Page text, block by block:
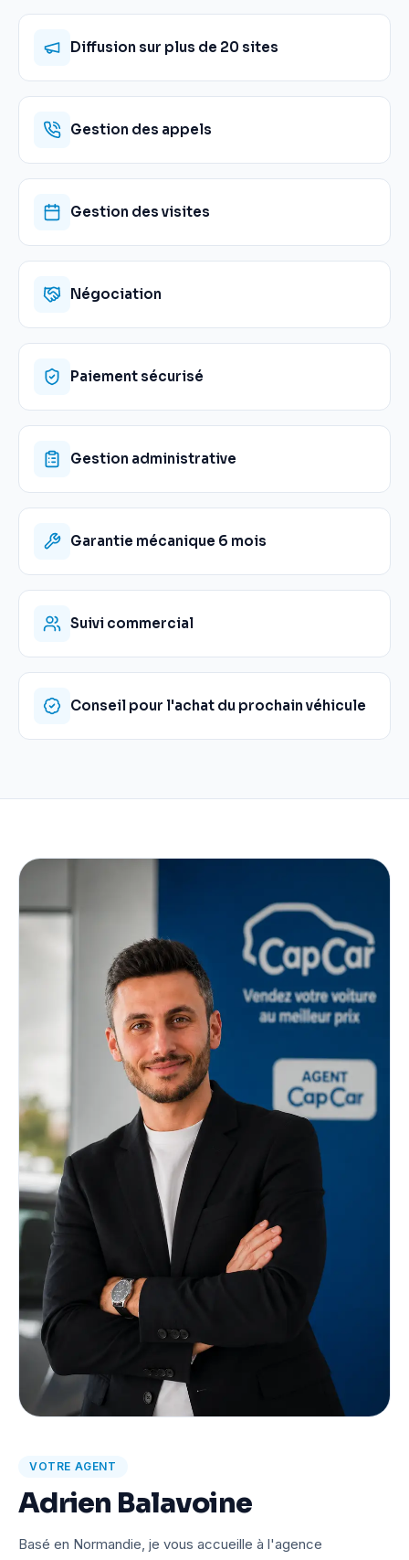
Diffusion sur plus de 20 sites
Gestion des appels
Gestion des visites
Négociation
Paiement sécurisé
Gestion administrative
Garantie mécanique 6 mois
Suivi commercial
Conseil pour l'achat du prochain véhicule
VOTRE AGENT
Adrien Balavoine
Basé en Normandie, je vous accueille à l'agence